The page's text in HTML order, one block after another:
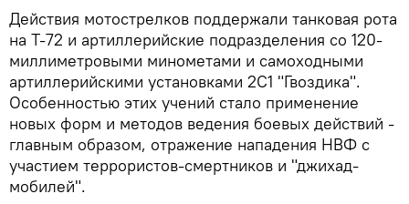
Действия мотострелков поддержали танковая рота
на Т-72 и артиллерийские подразделения со 120-
миллиметровыми минометами и самоходными
артиллерийскими установками 2С1 "Гвоздика".
Особенностью этих учений стало применение
новых форм и методов ведения боевых действий -
главным образом, отражение нападения НВФ с
участием террористов-смертников и "джихад-
мобилей".